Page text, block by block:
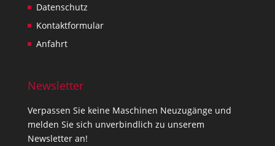
Datenschutz
Kontaktformular
Anfahrt
Newsletter
Verpassen Sie keine Maschinen Neuzugänge und
melden Sie sich unverbindlich zu unserem
Newsletter an!